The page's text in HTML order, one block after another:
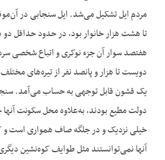
مردم ایل تشکیل می‌‌شد. ایل سنجابی در
تا هشت هزار خانوار بود، در حدود حداقل
هفتصد سوار آن جزء نوکری و اتباع شخصی
دویست تا هزار و پانصد نفر از تیره‌‌های
یک قشون قابل توجهی به حساب می‌‌آمد.
دولت مطیع بودند، به‌‌علاوه محل سکونت
خیلی نزدیک و در جلگه صاف همواری است
آنها نمی‌‌توانستند مثل طوایف کوه‌‌نشین